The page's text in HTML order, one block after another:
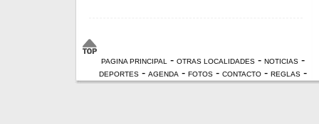
PAGINA PRINCIPAL - OTRAS LOCALIDADES - NOTICIAS -
DEPORTES - AGENDA - FOTOS - CONTACTO - REGLAS -